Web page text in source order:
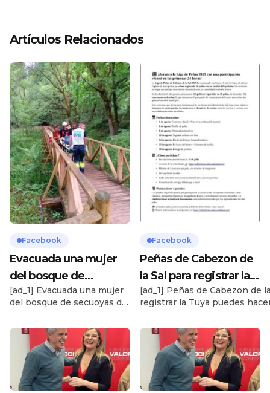
Artículos Relacionados
Facebook
Evacuada una mujer
del bosque de
secuoyas de Cabezón
con posible fractura de
pie…
[ad_1] Evacuada una mujer
del bosque de secuoyas de
fractura de pierna Cabezón
de la Sal, 25 de junio de
2025 Una mujer ha tenido
que ser evacuada este
miércoles del bosque de
secuoyas de Cabezón de la
Facebook
Peñas de Cabezon de
la Sal para registrar la
Tuya puedes hacerlo A
través de la …
[ad_1] Peñas de Cabezon de
registrar la Tuya puedes
https://
[ad_2] Source